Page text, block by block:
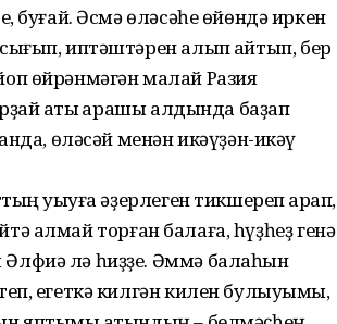
буғай. Әсмә өләсәһе өйөндә иркен
иптәштәрен алып ҡайтып, бер
өйрәнмәгән малай Разия
ҡаты ҡарашы алдында баҙап
өләсәй менән икәүҙән-икәү
уҡыуға әҙерлеген тикшереп ҡарап,
алмай торған балаға, һүҙһеҙ генә
лә һиҙҙе. Әммә балаһын
егеткә килгән килен булыуымы,